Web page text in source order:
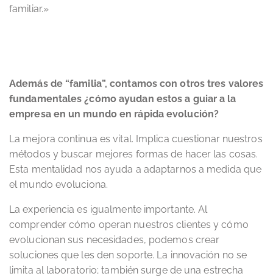
familiar.»
Además de “familia”, contamos con otros tres valores
fundamentales ¿cómo ayudan estos a guiar a la
empresa en un mundo en rápida evolución?
La mejora continua es vital. Implica cuestionar nuestros
métodos y buscar mejores formas de hacer las cosas.
Esta mentalidad nos ayuda a adaptarnos a medida que
el mundo evoluciona.
La experiencia es igualmente importante. Al
comprender cómo operan nuestros clientes y cómo
evolucionan sus necesidades, podemos crear
soluciones que les den soporte. La innovación no se
limita al laboratorio; también surge de una estrecha